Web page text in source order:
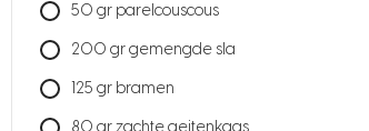
50 gr parelcouscous
200 grgemengde sla
125 gr bramen